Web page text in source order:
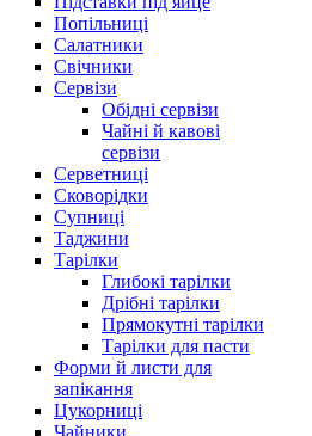
Попільниці
Салатники
Свічники
Сервізи
Обідні сервізи
Чайні й кавові
сервізи
Серветниці
Сковорідки
Супниці
Таджини
Тарілки
Глибокі тарілки
Дрібні тарілки
Прямокутні тарілки
Тарілки для пасти
Форми й листи для
запікання
Цукорниці
Чайники